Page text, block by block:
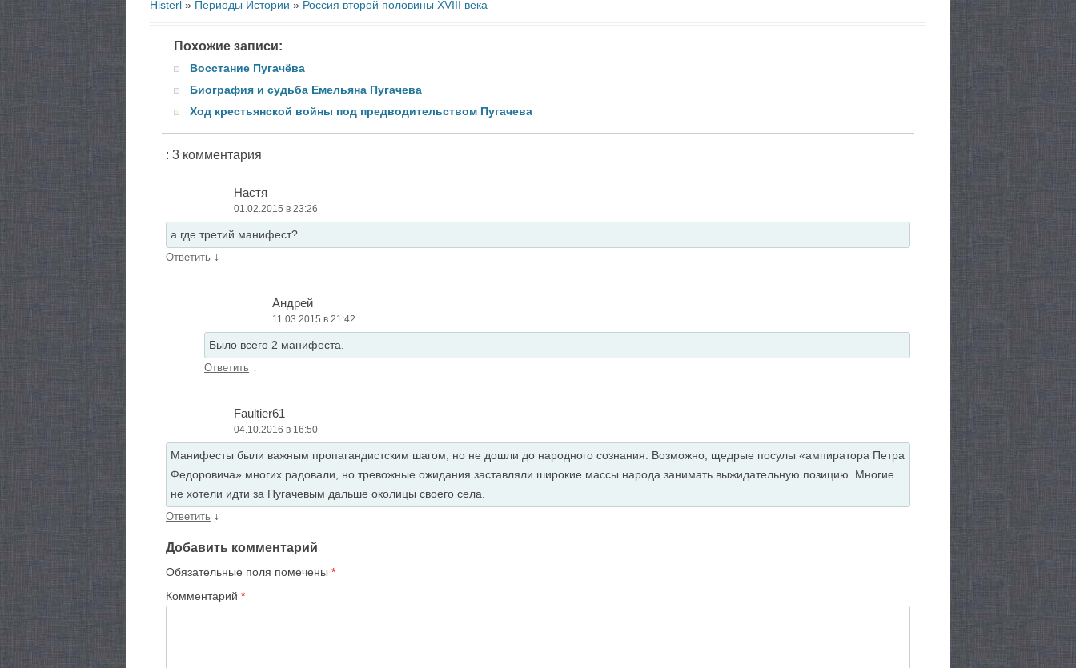
Histerl » Периоды Истории » Россия второй половины XVIII века
Похожие записи:
Восстание Пугачёва
Биография и судьба Емельяна Пугачева
Ход крестьянской войны под предводительством Пугачева
: 3 комментария
Настя
01.02.2015 в 23:26
а где третий манифест?
Ответить ↓
Андрей
11.03.2015 в 21:42
Было всего 2 манифеста.
Ответить ↓
Faultier61
04.10.2016 в 16:50
Манифесты были важным пропагандистским шагом, но не дошли до народного сознания. Возможно, щедрые посулы «ампиратора Петра
Федоровича» многих радовали, но тревожные ожидания заставляли широкие массы народа занимать выжидательную позицию. Многие
не хотели идти за Пугачевым дальше околицы своего села.
Ответить ↓
Добавить комментарий
Обязательные поля помечены *
Комментарий *